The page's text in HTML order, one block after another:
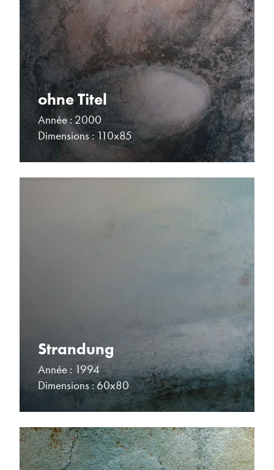
ohne Titel
Année : 2000
Dimensions : 110x85
Strandung
Année : 1994
Dimensions : 60x80